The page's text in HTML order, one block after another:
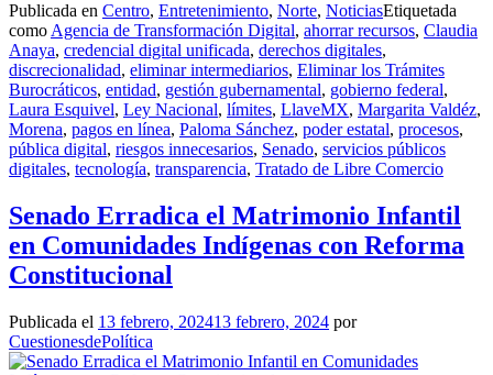
Publicada en Centro, Entretenimiento, Norte, NoticiasEtiquetada
comoAgencia de Transformación Digital, ahorrar recursos, Claudia
Anaya, credencial digital unificada, derechos digitales,
discrecionalidad, eliminar intermediarios, Eliminar los Trámites
Burocráticos, entidad, gestión gubernamental, gobierno federal,
Laura Esquivel, Ley Nacional, límites, LlaveMX, Margarita Valdéz,
Morena, pagos en línea, Paloma Sánchez, poder estatal, procesos,
pública digital, riesgos innecesarios, Senado, servicios públicos
digitales, tecnología, transparencia, Tratado de Libre Comercio
Senado Erradica el Matrimonio Infantil
en Comunidades Indígenas con Reforma
Constitucional
Publicada el 13 febrero, 202413 febrero, 2024 por
CuestionesdePolítica